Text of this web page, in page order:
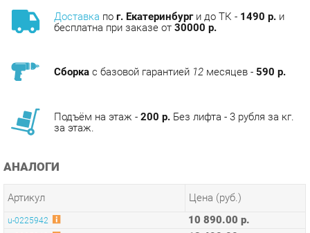
с базовой гарантией месяцев -
Подъём на этаж -200 р.Без лифта - 3 рубля за кг.
АНАЛОГИ
u-0225943 12 490.00 р.
u-0225946 12 490.00 р.